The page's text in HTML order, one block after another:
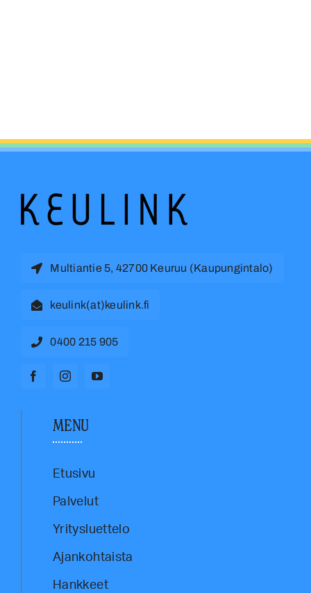
Multiantie 5, 42700 Keuruu (Kaupungintalo)
keulink(at)keulink.fi
0400 215 905
MENU
Etusivu
Palvelut
Yritysluettelo
Ajankohtaista
Hankkeet